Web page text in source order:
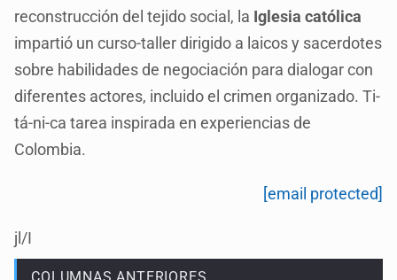
reconstrucción del tejido social, la Iglesia católica
impartió un curso-taller dirigido a laicos y sacerdotes
sobre habilidades de negociación para dialogar con
diferentes actores, incluido el crimen organizado. Ti-
tá-ni-ca tarea inspirada en experiencias de
Colombia.
[email protected]
jl/I